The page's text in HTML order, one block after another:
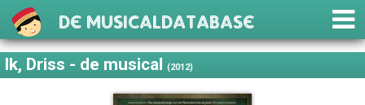
De Musicaldatabase
Ik, Driss - de musical(2012)